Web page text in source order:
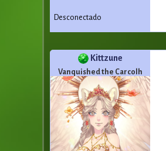
Desconectado
Kittzune
Vanquished the Carcolh